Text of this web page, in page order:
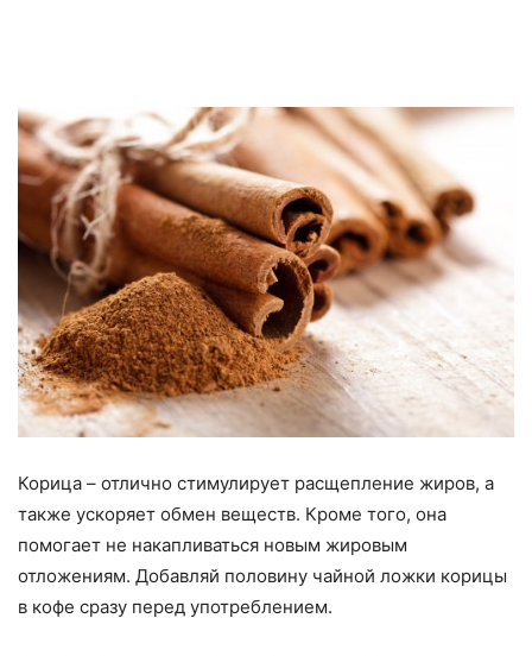
Корица – отлично стимулирует расщепление жиров, а
также ускоряет обмен веществ. Кроме того, она
помогает не накапливаться новым жировым
отложениям. Добавляй половину чайной ложки корицы
в кофе сразу перед употреблением.